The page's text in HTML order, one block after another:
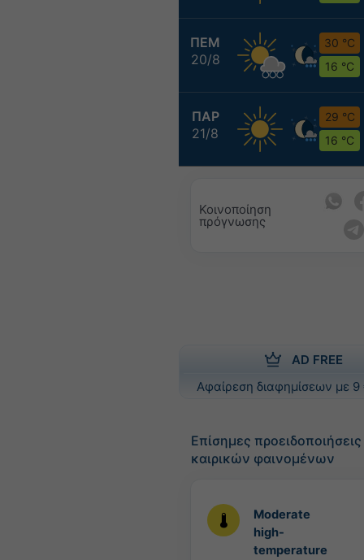
ΠΕΜ
20/8
30 °C
16 °C
ΠΑΡ
21/8
29 °C
16 °C
Κοινοποίηση
πρόγνωσης
AD FREE
Αφαίρεση διαφημίσεων με 9
Επίσημες
καιρικών φαινομένων
Moderate
high-
temperature